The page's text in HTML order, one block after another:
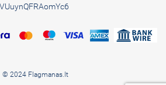
© 2024 Flagmanas.lt